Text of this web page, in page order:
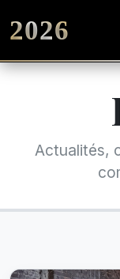
2026
Actualités,